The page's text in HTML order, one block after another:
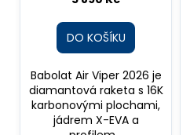
DO KOŠÍKU
Babolat Air Viper 2026 je
diamantová raketa s 16K
karbonovými plochami,
jádrem X-EVA a